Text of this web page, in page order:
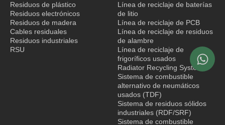
Residuos de plástico
Residuos electrónicos
Residuos de madera
Cables residuales
Residuos industriales
RSU
Línea de reciclaje de baterías
de litio
Línea de reciclaje de PCB
Línea de reciclaje de residuos
de alambre
Línea de reciclaje de
frigoríficos usados
Radiator Recycling System
Sistema de combustible
alternativo de neumáticos
usados (TDF)
Sistema de residuos sólidos
industriales (RDF/SRF)
Sistema de combustible